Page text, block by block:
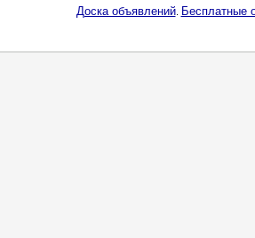
Доска объявлений. Бесплатные